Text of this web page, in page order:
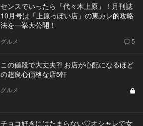
センスでいったら「代々木上原」！月刊誌
10月号は「上原っぽい店」の東カレ的攻略
法を一挙大公開！
グルメ 5
この値段で大丈夫?! お店が心配になるほど
の超良心価格な店5軒
グルメ
チョコ好きにはたまらない♡オシャレで女